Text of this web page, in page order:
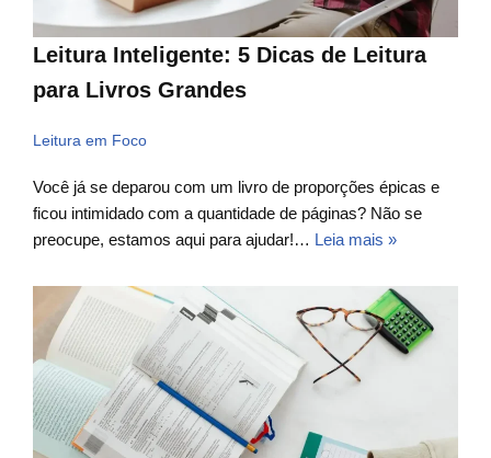
Leitura Inteligente: 5 Dicas de Leitura
para Livros Grandes
Leitura em Foco
Você já se deparou com um livro de proporções épicas e
ficou intimidado com a quantidade de páginas? Não se
preocupe, estamos aqui para ajudar!… Leia mais »